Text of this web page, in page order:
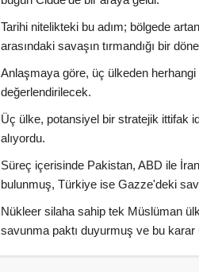
Tarihi nitelikteki bu adım; bölgede
arasındaki savaşın tırmandığı bir
Anlaşmaya göre, üç ülkeden herhangi
değerlendirilecek.
Üç ülke, potansiyel bir stratejik ittifak
alıyordu.
Süreç içerisinde Pakistan, ABD ile
bulunmuş, Türkiye ise Gazze'deki
Nükleer silaha sahip tek Müslüman
savunma paktı duyurmuş ve bu karar